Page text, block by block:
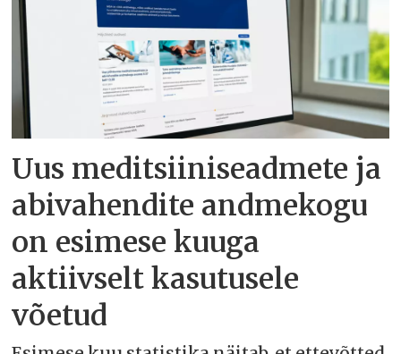
Uus meditsiiniseadmete ja
abivahendite andmekogu
on esimese kuuga
aktiivselt kasutusele
võetud